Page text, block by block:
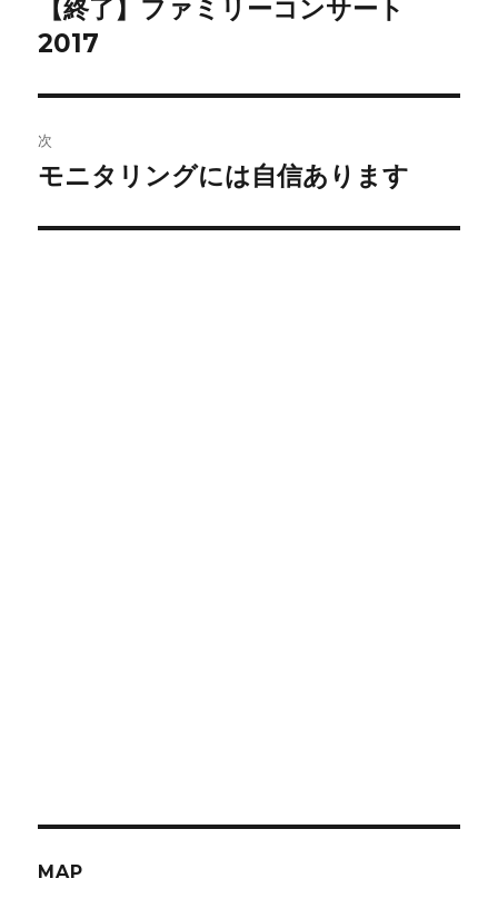
ナ
ビ
ゲ
ー
シ
の
稿:
【終了】ファミリーコンサート
2017
次
次
投
モニタリングには自信あります
MAP